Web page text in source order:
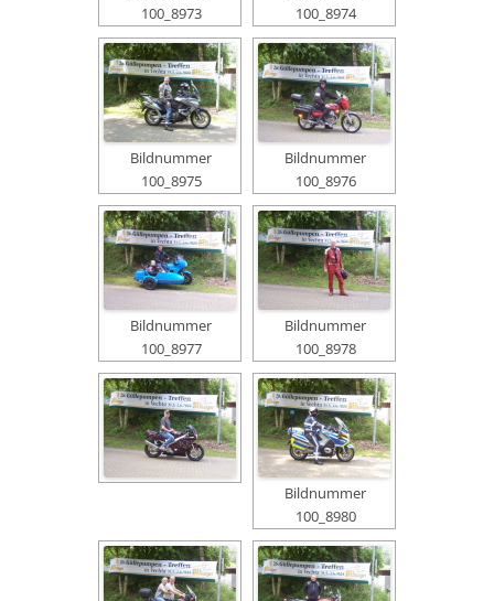
100_8973
100_8974
Bildnummer
100_8975
Bildnummer
100_8976
Bildnummer
100_8977
Bildnummer
100_8978
Bildnummer
100_8980